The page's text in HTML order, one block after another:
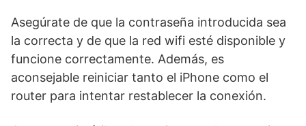
Asegúrate de que ​la contraseña introducida ⁢sea
la correcta⁤ y de que la⁤ red⁤ wifi esté disponible⁤ y
funcione correctamente.​ Además, ‌es
aconsejable reiniciar tanto el iPhone como el
router para​ intentar restablecer la ⁣conexión.